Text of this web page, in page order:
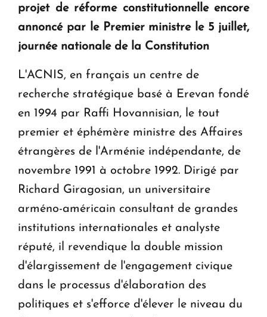
Le premier hôtel Hyatt Regency d'Arménie
ouvrira ses portes à Dilijan
projet de réforme constitutionnelle encore
annoncé par le Premier ministre le 5 juillet,
journée nationale de la Constitution
L'ACNIS, en français un centre de
recherche stratégique basé à Erevan fondé
en 1994 par Raffi Hovannisian, le tout
premier et éphémère ministre des Affaires
étrangères de l'Arménie indépendante, de
novembre 1991 à octobre 1992. Dirigé par
Richard Giragosian, un universitaire
arméno-américain consultant de grandes
institutions internationales et analyste
réputé, il revendique la double mission
d'élargissement de l'engagement civique
dans le processus d'élaboration des
politiques et s'efforce d'élever le niveau du